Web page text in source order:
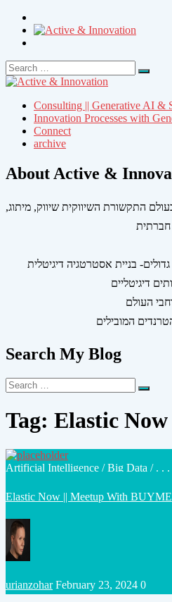
Search
for:
Search
Consulting || Generative AI &
Innovation Processes with
Connect
archive
About Active &
התקשורת השיווקית שיווק, מיתוג,
Search My Blog
Search
for:
Search
Tag: Elastic Now
Posted
Artificial Intelligence /Big Data / . . .
Elastic Now || Meetup With BUYME
Posted
urianzohar February 23, 2024 0